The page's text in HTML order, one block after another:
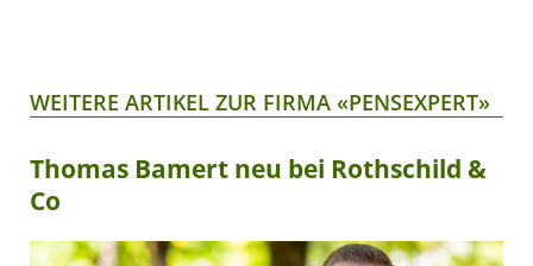
WEITERE ARTIKEL ZUR FIRMA «PENSEXPERT»
Thomas Bamert neu bei Rothschild &
Co